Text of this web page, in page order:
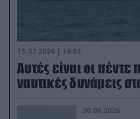
15.07.2026 | 16:03
Aυτές είναι οι πέντε
ναυτικές δυνάμεις
30.06.2026